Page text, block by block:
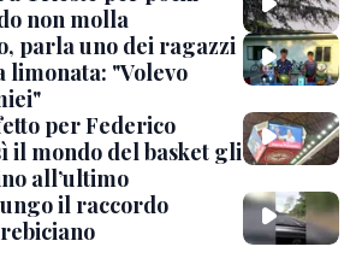
non molla
parla uno dei ragazzi
limonata: "Volevo
per Federico
il mondo del basket gli
all’ultimo
il raccordo